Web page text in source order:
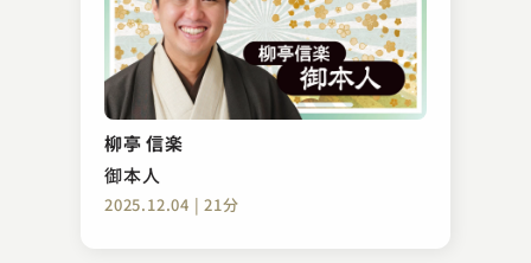
柳亭 信楽
御本人
2025.12.04 | 21分
柳家 小満ん
出来心
2024.05.16 | 14分